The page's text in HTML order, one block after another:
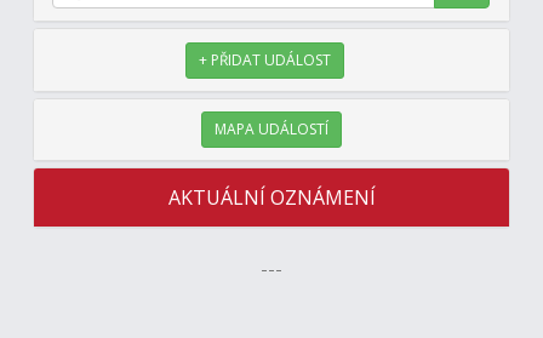
+ PŘIDAT UDÁLOST
MAPA UDÁLOSTÍ
AKTUÁLNÍ OZNÁMENÍ
---